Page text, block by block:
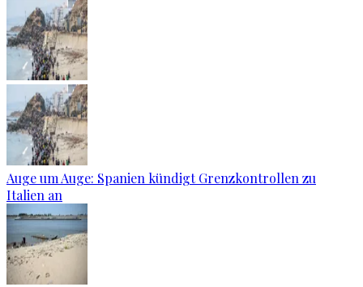
Auge um Auge: Spanien kündigt Grenzkontrollen zu
Italien an